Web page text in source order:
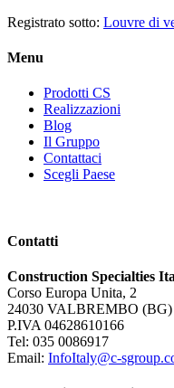
Registrato sotto: Louvre di
Menu
Prodotti CS
Realizzazioni
Blog
Il Gruppo
Contattaci
Scegli Paese
Contatti
Construction Specialties
Corso Europa Unita, 2
24030 VALBREMBO (BG)
P.IVA 04628610166
Tel: 035 0086917
Email: InfoItaly@c-